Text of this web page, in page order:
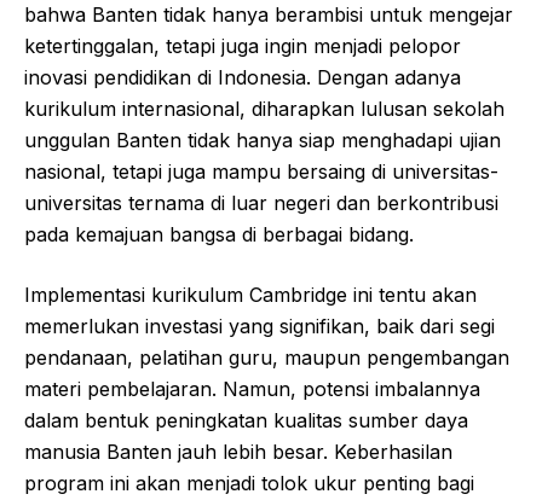
bahwa Banten tidak hanya berambisi untuk mengejar
ketertinggalan, tetapi juga ingin menjadi pelopor
inovasi pendidikan di Indonesia. Dengan adanya
kurikulum internasional, diharapkan lulusan sekolah
unggulan Banten tidak hanya siap menghadapi ujian
nasional, tetapi juga mampu bersaing di universitas-
universitas ternama di luar negeri dan berkontribusi
pada kemajuan bangsa di berbagai bidang.
Implementasi kurikulum Cambridge ini tentu akan
memerlukan investasi yang signifikan, baik dari segi
pendanaan, pelatihan guru, maupun pengembangan
materi pembelajaran. Namun, potensi imbalannya
dalam bentuk peningkatan kualitas sumber daya
manusia Banten jauh lebih besar. Keberhasilan
program ini akan menjadi tolok ukur penting bagi